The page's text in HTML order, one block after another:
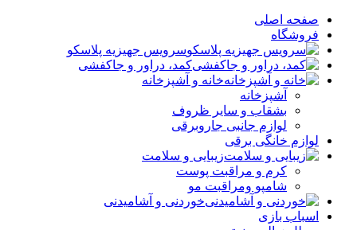
صفحه اصلی
فروشگاه
سرویس جهیزیه پلاسکو
کمد، دراور و جاکفشی
خانه و آشپزخانه
آشپزخانه
بشقاب و سایر ظروف
لوازم جانبی جاروبرقی
لوازم خانگی برقی
زیبایی و سلامت
کرم و مراقبت پوست
شامپو ومراقبت مو
خوردنی و آشامیدنی
اسباب بازی